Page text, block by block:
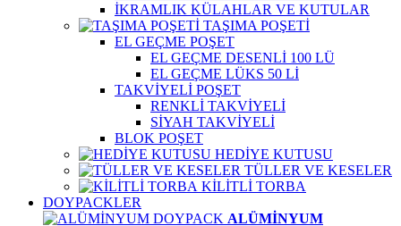
İKRAMLIK KÜLAHLAR VE KUTULAR
TAŞIMA POŞETİ
EL GEÇME POŞET
EL GEÇME DESENLİ 100 LÜ
EL GEÇME LÜKS 50 Lİ
TAKVİYELİ POŞET
RENKLİ TAKVİYELİ
SİYAH TAKVİYELİ
BLOK POŞET
HEDİYE KUTUSU
TÜLLER VE KESELER
KİLİTLİ TORBA
DOYPACKLER
ALÜMİNYUM